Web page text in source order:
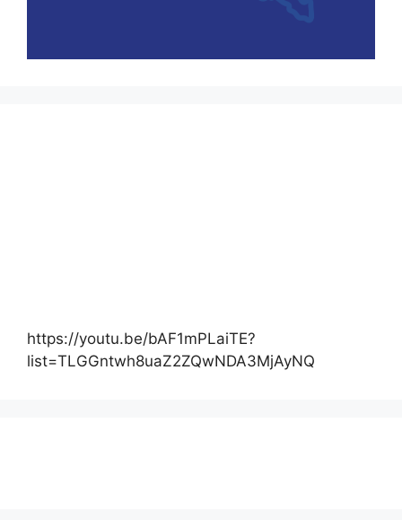
https://youtu.be/bAF1mPLaiTE?
list=TLGGntwh8uaZ2ZQwNDA3MjAyNQ